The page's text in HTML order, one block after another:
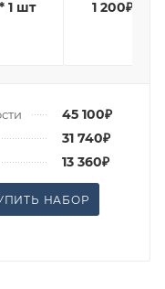
1 шт 1 200₽ * 1
45 100₽
31 740₽
13 360₽
НАБОР